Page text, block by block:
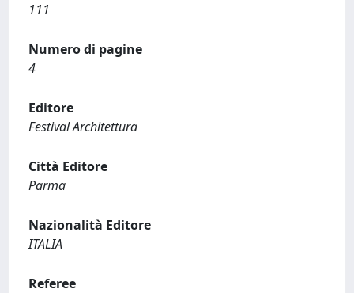
111
Numero di pagine
4
Editore
Festival Architettura
Città Editore
Parma
Nazionalità Editore
ITALIA
Referee